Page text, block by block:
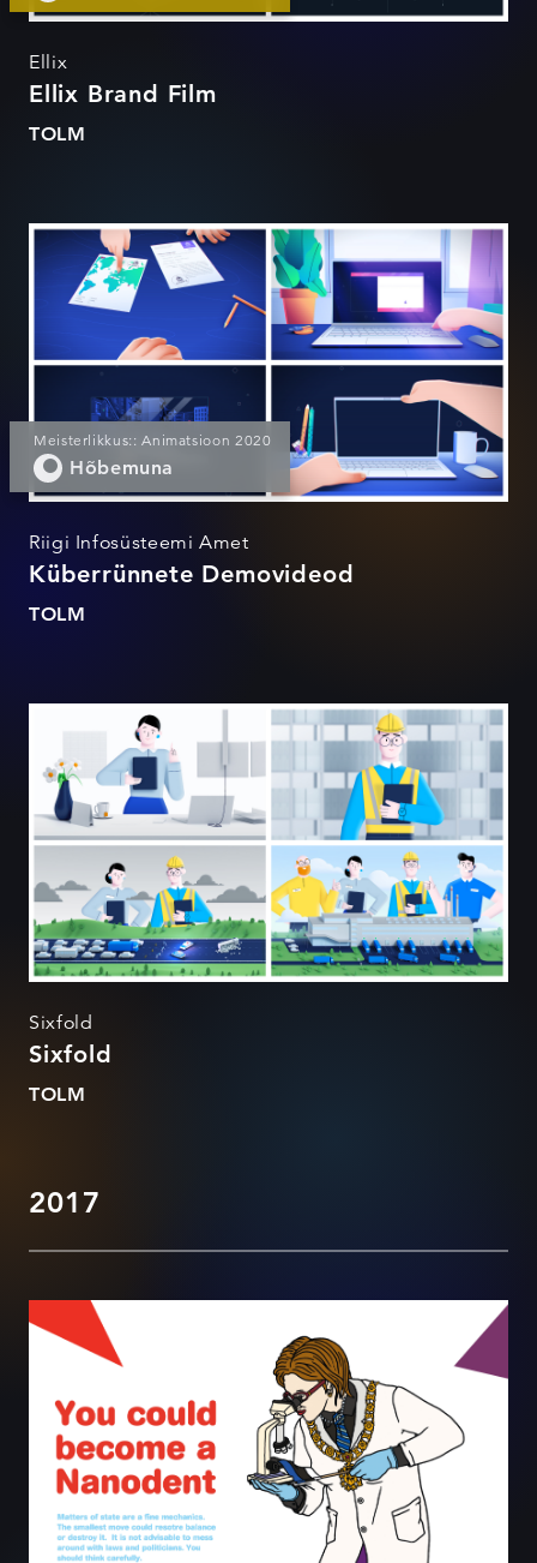
Ellix
Ellix Brand Film
TOLM
Küberrünnete Demovideod
Meisterlikkus:: Animatsioon 2020
Hõbemuna
Riigi Infosüsteemi Amet
Küberrünnete Demovideod
TOLM
Sixfold
Sixfold
Sixfold
TOLM
2017